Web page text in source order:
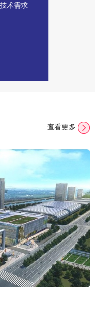
术需求
查看更多